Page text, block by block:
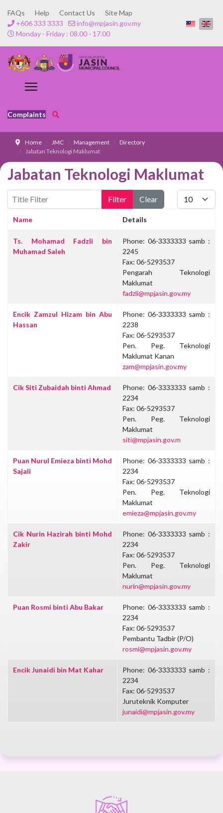
FAQs Help Contact Us
Site Map
+606 333 3333
info@mpjasin.gov.my
Monday - Friday : 08.00 - 17.00
Complaints
Home JMC Management
Directory
Jabatan Teknologi Maklumat
Jabatan Teknologi Maklumat
Filter Clear Display #
Name Details
Ts. Mohamad Fadzli bin
Muhamad Saleh
Phone: 06-3333333 samb :
2245
Fax: 06-5293537
Pengarah Teknologi
Maklumat
fadzli@mpjasin.gov.my
Encik Zamzul Hizam bin Abu
Hassan
Phone: 06-3333333 samb :
2238
Fax: 06-5293537
Pen. Peg. Teknologi
Maklumat Kanan
zam@mpjasin.gov.my
Cik Siti Zubaidah binti Ahmad
Phone: 06-3333333 samb :
2234
Fax: 06-5293537
Pen. Peg. Teknologi
Maklumat
siti@mpjasin.gov.m
Puan Nurul Emieza binti Mohd
Sajali
Phone: 06-3333333 samb :
2234
Fax: 06-5293537
Pen. Peg. Teknologi
Maklumat
emieza@mpjasin.gov.my
Cik Nurin Hazirah binti Mohd
Zakir
Phone: 06-3333333 samb :
2234
Fax: 06-5293537
Pen. Peg. Teknologi
Maklumat
nurin@mpjasin.gov.my
Puan Rosmi binti Abu Bakar
Phone: 06-3333333 samb :
2234
Fax: 06-5293537
Pembantu Tadbir (P/O)
rosmi@mpjasin.gov.my
Encik Junaidi bin Mat Kahar
Phone: 06-3333333 samb :
2234
Fax: 06-5293537
Juruteknik Komputer
junaidi@mpjasin.gov.my